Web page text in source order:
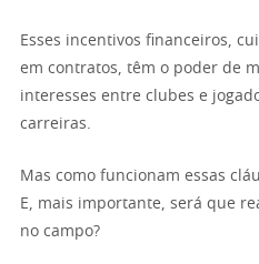
Esses incentivos financeiros,
em contratos, têm o poder de
interesses entre clubes e
carreiras.
Mas como funcionam essas
E, mais importante, será que
no campo?